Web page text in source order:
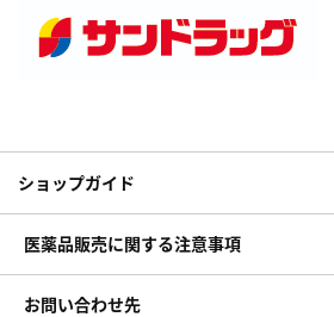
ショップガイド
医薬品販売に関する注意事項
お問い合わせ先